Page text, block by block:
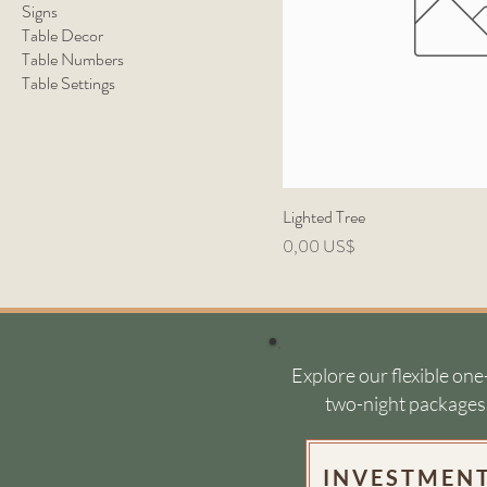
Signs
Table Decor
Table Numbers
Table Settings
Lighted Tree
Precio
0,00 US$
Explore our flexible
two-night